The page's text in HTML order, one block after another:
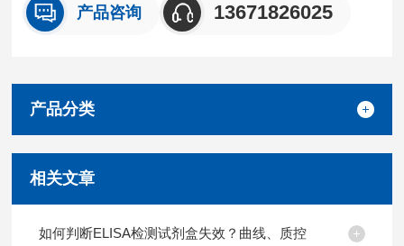
产品咨询 13671826025
产品分类
相关文章
如何判断ELISA检测试剂盒失效？曲线、质控